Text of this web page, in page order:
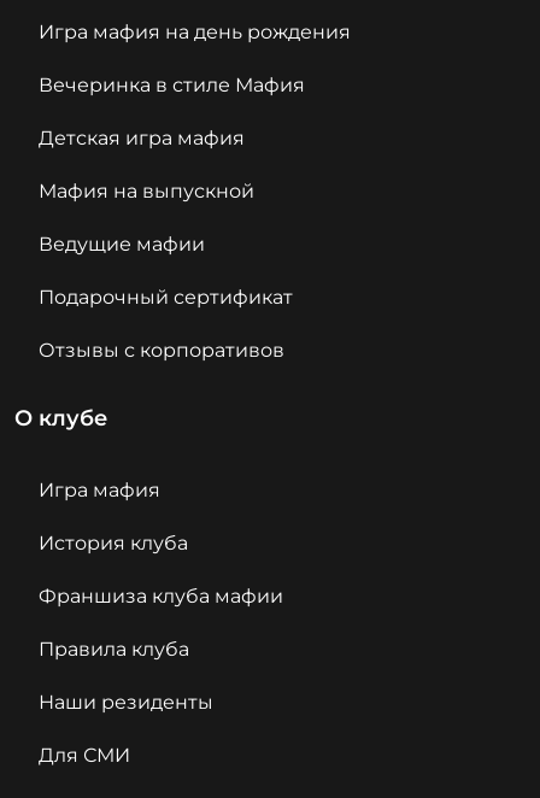
Игра мафия на день рождения
Вечеринка в стиле Мафия
Детская игра мафия
Мафия на выпускной
Ведущие мафии
Подарочный сертификат
Отзывы с корпоративов
О клубе
Игра мафия
История клуба
Франшиза клуба мафии
Правила клуба
Наши резиденты
Для СМИ